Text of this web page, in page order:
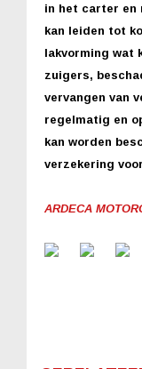
in het carter en
kan leiden tot
lakvorming wat
zuigers,
vervangen van
regelmatig en
kan worden
verzekering
ARDECA